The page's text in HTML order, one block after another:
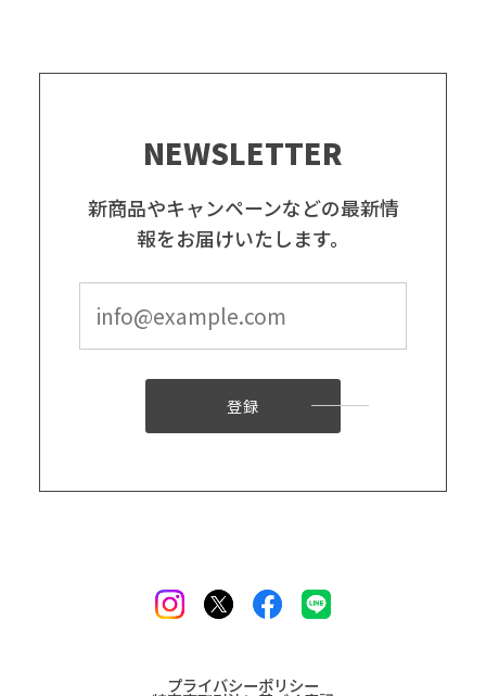
NEWSLETTER
新商品やキャンペーンなどの最新情
報をお届けいたします。
登録
プライバシーポリシー